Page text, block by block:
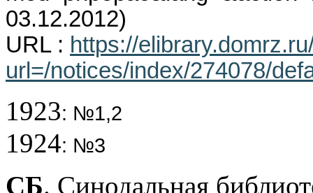
03.12.2012)
URL : https://
url=/notices/index/274078/
1923: №1,2
1924: №3
СБ. Синодальная